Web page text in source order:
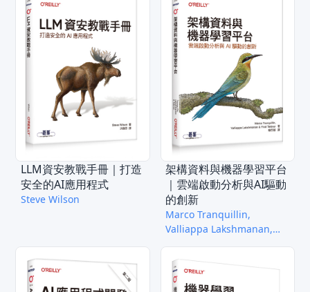
LLM資安教戰手冊｜打造
安全的AI應用程式
Steve Wilson
架構資料與機器學習平台
｜雲端啟動分析與AI驅動
的創新
Marco Tranquillin,
Valliappa Lakshmanan,